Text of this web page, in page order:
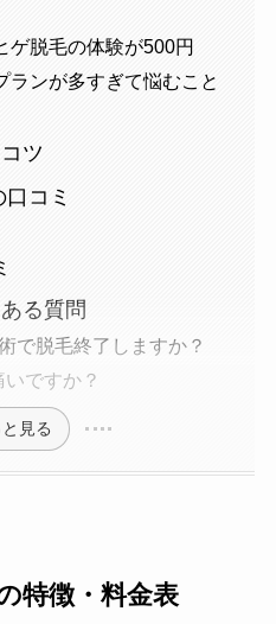
ゲ脱毛の体験が500円
ランが多すぎて悩むこと
ツ
コミ
る質問
で脱毛終了しますか？
いですか？
見る
特徴・料金表